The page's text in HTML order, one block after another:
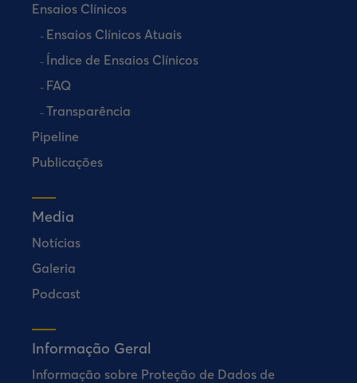
Ensaios Clínicos
Ensaios Clínicos Atuais
Índice de Ensaios Clínicos
FAQ
Transparência
Pipeline
Publicações
Media
Notícias
Galeria
Podcast
Informação Geral
Informação sobre Proteção de Dados de